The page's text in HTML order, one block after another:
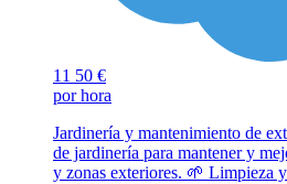
11 50 €
por hora
Jardinería y mantenimiento de
de jardinería para mantener y
y zonas exteriores. 🌱 Limpieza